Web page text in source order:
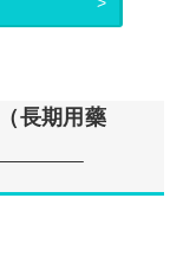
長期用藥